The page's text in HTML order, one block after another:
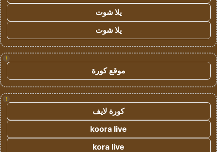
يلا شوت
يلا شوت
!
موقع كورة
!
كورة لايف
koora live
kora live